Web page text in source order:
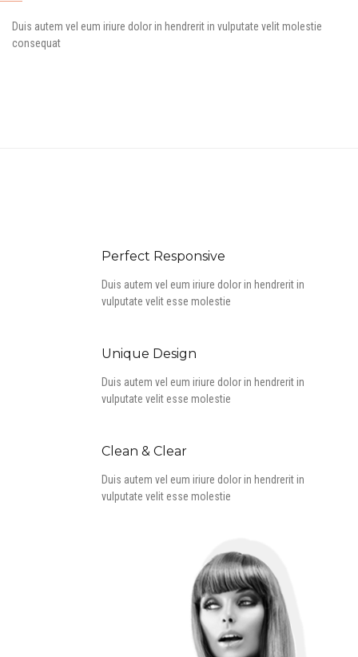
Duis autem vel eum iriure dolor in hendrerit in vulputate velit molestie
consequat
Perfect Responsive
Duis autem vel eum iriure dolor in hendrerit in
vulputate velit esse molestie
Unique Design
Duis autem vel eum iriure dolor in hendrerit in
vulputate velit esse molestie
Clean & Clear
Duis autem vel eum iriure dolor in hendrerit in
vulputate velit esse molestie